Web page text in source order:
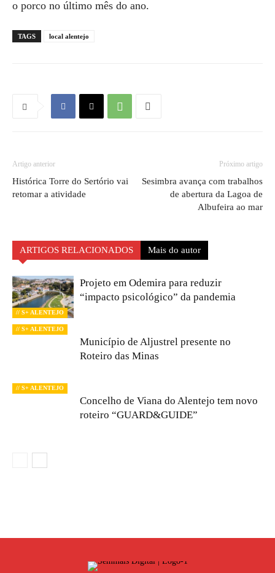
o porco no último mês do ano.
TAGS local alentejo
Artigo anterior
Histórica Torre do Sertório vai
retomar a atividade
Próximo artigo
Sesimbra avança com trabalhos
de abertura da Lagoa de
Albufeira ao mar
ARTIGOS RELACIONADOS Mais do autor
// S+ ALENTEJO
Projeto em Odemira para reduzir
“impacto psicológico” da pandemia
// S+ ALENTEJO
Município de Aljustrel presente no
Roteiro das Minas
// S+ ALENTEJO
Concelho de Viana do Alentejo tem novo
roteiro “GUARD&GUIDE”